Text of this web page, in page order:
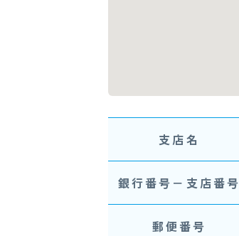
支店名
銀行番号－支店番号
郵便番号